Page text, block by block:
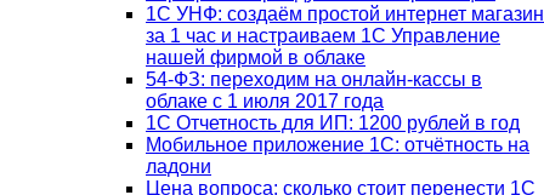
1С УНФ: создаём простой интернет магазин
за 1 час и настраиваем 1С Управление
нашей фирмой в облаке
54-ФЗ: переходим на онлайн-кассы в
облаке с 1 июля 2017 года
1С Отчетность для ИП: 1200 рублей в год
Мобильное приложение 1С: отчётность на
ладони
Цена вопроса: сколько стоит перенести 1С